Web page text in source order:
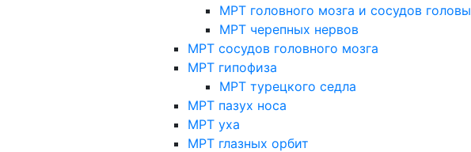
МРТ головного мозга и сосудов головы
МРТ черепных нервов
МРТ сосудов головного мозга
МРТ гипофиза
МРТ турецкого седла
МРТ пазух носа
МРТ уха
МРТ глазных орбит